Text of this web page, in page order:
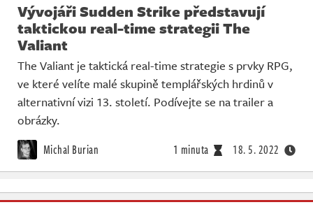
Vývojáři Sudden Strike představují
taktickou real-time strategii The
Valiant
The Valiant je taktická real-time strategie s prvky RPG,
ve které velíte malé skupině templářských hrdinů v
alternativní vizi 13. století. Podívejte se na trailer a
obrázky.
Michal Burian 1 minuta 18. 5. 2022